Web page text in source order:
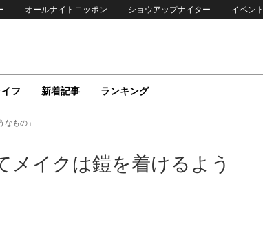
オールナイトニッポン ショウアップナイター イベント
フ 新着記事 ランキング
もの」
メイクは鎧を着けるよう